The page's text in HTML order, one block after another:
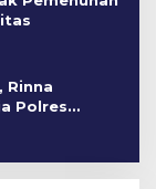
Rinna
Polres